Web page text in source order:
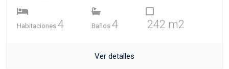
Habitaciones 4 Baños 4 242 m2
Ver detalles